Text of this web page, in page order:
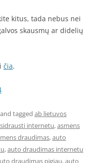
kitus, tada nebus nei
skausmų ar didelių
čia.
and tagged ab lietuvos
internetu,asmens
draudimas,auto
,auto draudimas internetu
draudimas pigiau,auto